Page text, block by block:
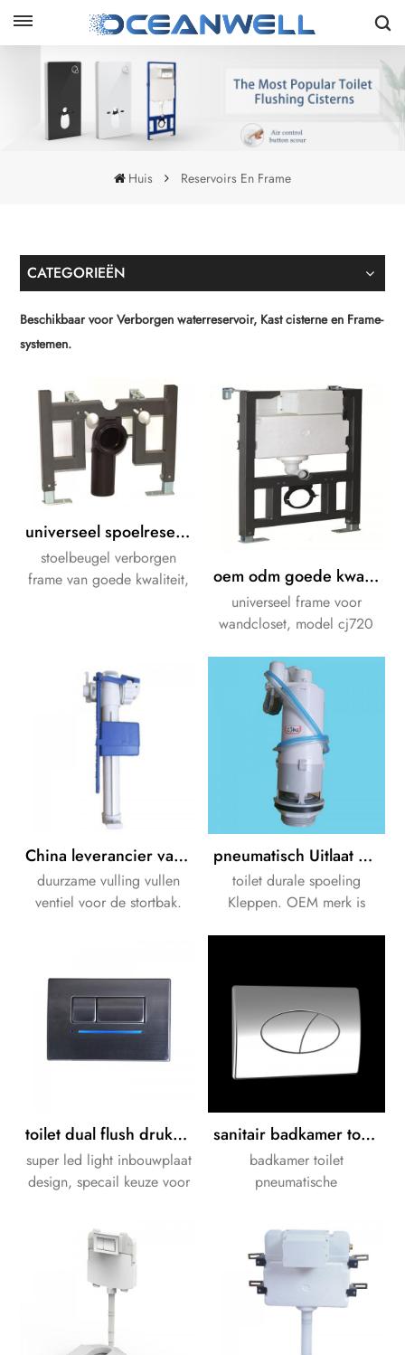
Huis Reservoirs En Frame
CATEGORIEËN
Beschikbaar voor Verborgen waterreservoir, Kast cisterne en Frame-
systemen.
universeel spoelreservoirframe voor wandmontage
stoelbeugel verborgen
frame van goede kwaliteit,
oem odm goede kwaliteit verborgen spoelreservoir
universeel frame voor
wandcloset, model cj720
bovenbediening.
China leverancier van duurzame vulling vullen ventiel voor cisterne
duurzame vulling vullen
ventiel voor de stortbak.
pneumatisch Uitlaat / Flush ventiel voor toilet doorspoelen stortbak voor badkamer
toilet durale spoeling
Kleppen. OEM merk is
toilet dual flush drukknop RVS bedieningsplaat voor verborgen stortbak
super led light inbouwplaat
design, specail keuze voor
sanitair badkamer toilet pneumatische bedieningsplaat voor verborgen stortbak
badkamer toilet
pneumatische
verborgen Stortbak. OEM
merkorders zijn acceptabel.